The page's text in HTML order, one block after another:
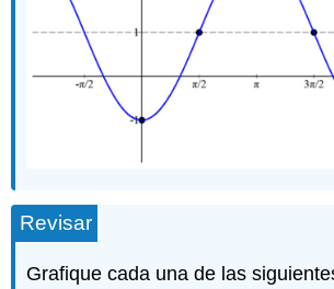
Revisar
Grafique cada una de las